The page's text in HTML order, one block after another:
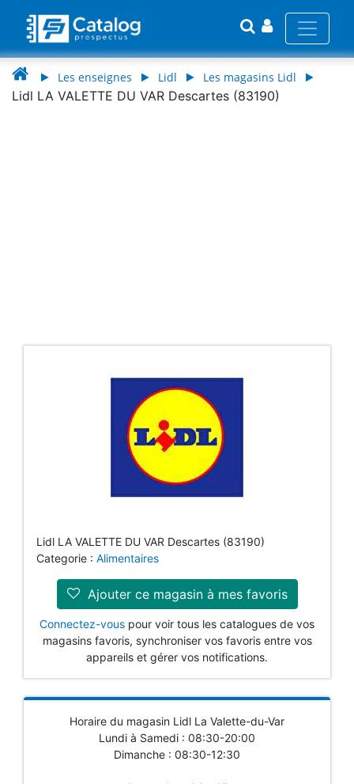
Les enseignes Lidl Les magasins Lidl
Lidl LA VALETTE DU VAR Descartes (83190)
Lidl LA VALETTE DU VAR Descartes (83190)
Categorie : Alimentaires
Ajouter ce magasin à mes favoris
Connectez-vous pour voir tous les catalogues de vos
magasins favoris, synchroniser vos favoris entre vos
appareils et gérer vos notifications.
Horaire du magasin Lidl La Valette-du-Var
Lundi à Samedi : 08:30-20:00
Dimanche : 08:30-12:30